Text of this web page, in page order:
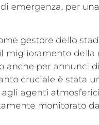
emergenza, per
gestore dello
della
per annunci
cruciale è stata
agenti
monitorato